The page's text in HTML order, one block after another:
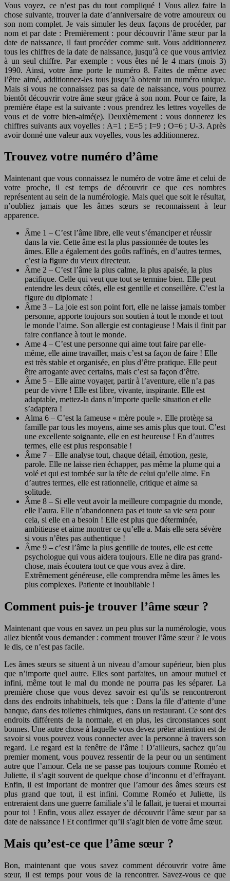
Vous voyez, ce n’est pas du tout compliqué ! Vous allez faire la
chose suivante, trouver la date d’anniversaire de votre amoureux ou
son nom complet. Je vais simuler les deux façons de procéder, par
nom et par date : Premièrement : pour découvrir l’âme sœur par la
date de naissance, il faut procéder comme suit. Vous additionnerez
tous les chiffres de la date de naissance, jusqu’à ce que vous arriviez
à un seul chiffre. Par exemple : vous êtes né le 4 mars (mois 3)
1990. Ainsi, votre âme porte le numéro 8. Faites de même avec
l’être aimé, additionnez-les tous jusqu’à obtenir un numéro unique.
Mais si vous ne connaissez pas sa date de naissance, vous pourrez
bientôt découvrir votre âme sœur grâce à son nom. Pour ce faire, la
première étape est la suivante : vous prendrez les lettres voyelles de
vous et de votre bien-aimé(e). Deuxièmement : vous donnerez les
chiffres suivants aux voyelles : A=1 ; E=5 ; I=9 ; O=6 ; U-3. Après
avoir donné une valeur aux voyelles, vous les additionnerez.
Trouvez votre numéro d’âme
Maintenant que vous connaissez le numéro de votre âme et celui de
votre proche, il est temps de découvrir ce que ces nombres
représentent au sein de la numérologie. Mais quel que soit le résultat,
n’oubliez jamais que les âmes sœurs se reconnaissent à leur
apparence.
Âme 1 – C’est l’âme libre, elle veut s’émanciper et réussir
dans la vie. Cette âme est la plus passionnée de toutes les
âmes. Elle a également des goûts raffinés, en d’autres termes,
c’est la figure du vieux directeur.
Âme 2 – C’est l’âme la plus calme, la plus apaisée, la plus
pacifique. Celle qui veut que tout se termine bien. Elle peut
entendre les deux côtés, elle est gentille et conseillère. C’est la
figure du diplomate !
Âme 3 – La joie est son point fort, elle ne laisse jamais tomber
personne, apporte toujours son soutien à tout le monde et tout
le monde l’aime. Son allergie est contagieuse ! Mais il finit par
faire confiance à tout le monde.
Ame 4 – C’est une personne qui aime tout faire par elle-
même, elle aime travailler, mais c’est sa façon de faire ! Elle
est très stable et organisée, en plus d’être pratique. Elle peut
être arrogante avec certains, mais c’est sa façon d’être.
Âme 5 – Elle aime voyager, partir à l’aventure, elle n’a pas
peur de vivre ! Elle est libre, vivante, inspirante. Elle est
adaptable, mettez-la dans n’importe quelle situation et elle
s’adaptera !
Alma 6 – C’est la fameuse « mère poule ». Elle protège sa
famille par tous les moyens, aime ses amis plus que tout. C’est
une excellente soignante, elle en est heureuse ! En d’autres
termes, elle est plus responsable !
Âme 7 – Elle analyse tout, chaque détail, émotion, geste,
parole. Elle ne laisse rien échapper, pas même la plume qui a
volé et qui est tombée sur la tête de celui qu’elle aime. En
d’autres termes, elle est rationnelle, critique et aime sa
solitude.
Âme 8 – Si elle veut avoir la meilleure compagnie du monde,
elle l’aura. Elle n’abandonnera pas et toute sa vie sera pour
cela, si elle en a besoin ! Elle est plus que déterminée,
ambitieuse et aime montrer ce qu’elle a. Mais elle sera sévère
si vous n’êtes pas authentique !
Âme 9 – c’est l’âme la plus gentille de toutes, elle est cette
psychologue qui vous aidera toujours. Elle ne dira pas grand-
chose, mais écoutera tout ce que vous avez à dire.
Extrêmement généreuse, elle comprendra même les âmes les
plus complexes. Patiente et inoubliable !
Comment puis-je trouver l’âme sœur ?
Maintenant que vous en savez un peu plus sur la numérologie, vous
allez bientôt vous demander : comment trouver l’âme sœur ? Je vous
le dis, ce n’est pas facile.
Les âmes sœurs se situent à un niveau d’amour supérieur, bien plus
que n’importe quel autre. Elles sont parfaites, un amour mutuel et
infini, même tout le mal du monde ne pourra pas les séparer. La
première chose que vous devez savoir est qu’ils se rencontreront
dans des endroits inhabituels, tels que : Dans la file d’attente d’une
banque, dans des toilettes chimiques, dans un restaurant. Ce sont des
endroits différents de la normale, et en plus, les circonstances sont
bonnes. Une autre chose à laquelle vous devez prêter attention est de
savoir si vous pouvez vous connecter avec la personne à travers son
regard. Le regard est la fenêtre de l’âme ! D’ailleurs, sachez qu’au
premier moment, vous pouvez ressentir de la peur ou un sentiment
autre que l’amour. Cela ne se passe pas toujours comme Roméo et
Juliette, il s’agit souvent de quelque chose d’inconnu et d’effrayant.
Enfin, il est important de montrer que l’amour des âmes sœurs est
plus grand que tout, il est infini. Comme Roméo et Juliette, ils
entreraient dans une guerre familiale s’il le fallait, je tuerai et mourrai
pour toi ! Enfin, vous allez essayer de découvrir l’âme sœur par sa
date de naissance ! Et confirmer qu’il s’agit bien de votre âme sœur.
Mais qu’est-ce que l’âme sœur ?
Bon, maintenant que vous savez comment découvrir votre âme
sœur, il est temps pour vous de la rencontrer. Savez-vous ce que